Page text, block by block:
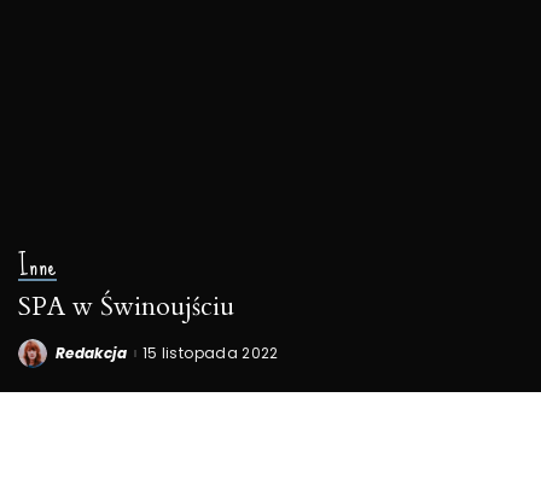
Inne
SPA w Świnoujściu
Posted
Redakcja 15 listopada 2022